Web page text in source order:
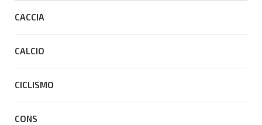
CACCIA
CALCIO
CICLISMO
CONS